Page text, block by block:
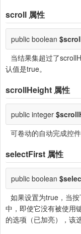
scroll 属性
public boolean
当结果集超过了
认值是true。
scrollHeight 属性
public integer
可卷动的自动完成控
selectFirst 属性
public boolean
如果设置为true，当
中，即使它没有被使用
的选项（已加亮），该